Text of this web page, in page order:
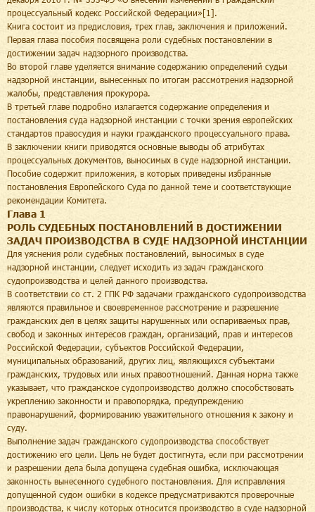
процессуальный кодекс Российской Федерации»[1].
Книга состоит из предисловия, трех глав, заключения и приложений.
Первая глава пособия посвящена роли судебных постановлении в
достижении задач надзорного производства.
Во второй главе уделяется внимание содержанию определений судьи
надзорной инстанции, вынесенных по итогам рассмотрения надзорной
жалобы, представления прокурора.
В третьей главе подробно излагается содержание определения и
постановления суда надзорной инстанции с точки зрения европейских
стандартов правосудия и науки гражданского процессуального права.
В заключении книги приводятся основные выводы об атрибутах
процессуальных документов, выносимых в суде надзорной инстанции.
Пособие содержит приложения, в которых приведены избранные
постановления Европейского Суда по данной теме и соответствующие
рекомендации Комитета.
Глава 1
РОЛЬ СУДЕБНЫХ ПОСТАНОВЛЕНИЙ В ДОСТИЖЕНИИ
ЗАДАЧ ПРОИЗВОДСТВА В СУДЕ НАДЗОРНОЙ ИНСТАНЦИИ
Для уяснения роли судебных постановлений, выносимых в суде
надзорной инстанции, следует исходить из задач гражданского
судопроизводства и целей данного производства.
В соответствии со ст. 2 ГПК РФ задачами гражданского судопроизводства
являются правильное и своевременное рассмотрение и разрешение
гражданских дел в целях защиты нарушенных или оспариваемых прав,
свобод и законных интересов граждан, организаций, прав и интересов
Российской Федерации, субъектов Российской Федерации,
муниципальных образований, других лиц, являющихся субъектами
гражданских, трудовых или иных правоотношений. Данная норма также
указывает, что гражданское судопроизводство должно способствовать
укреплению законности и правопорядка, предупреждению
правонарушений, формированию уважительного отношения к закону и
суду.
Выполнение задач гражданского судопроизводства способствует
достижению его цели. Цель не будет достигнута, если при рассмотрении
и разрешении дела была допущена судебная ошибка, исключающая
законность вынесенного судебного постановления. Для исправления
допущенной судом ошибки в кодексе предусматриваются проверочные
производства, к числу которых относится производство в суде надзорной